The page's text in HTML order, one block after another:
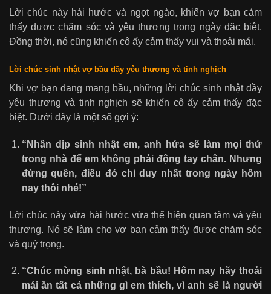
Lời chúc này hài hước và ngọt ngào, khiến vợ bạn cảm
thấy được chăm sóc và yêu thương trong ngày đặc biệt.
Đồng thời, nó cũng khiến cô ấy cảm thấy vui và thoải mái.
Lời chúc sinh nhật vợ bầu đầy yêu thương và tinh nghịch
Khi vợ bạn đang mang bầu, những lời chúc sinh nhật đầy
yêu thương và tinh nghịch sẽ khiến cô ấy cảm thấy đặc
biệt. Dưới đây là một số gợi ý:
“Nhân dịp sinh nhật em, anh hứa sẽ làm mọi thứ
trong nhà để em không phải động tay chân. Nhưng
đừng quên, điều đó chỉ duy nhất trong ngày hôm
nay thôi nhé!”
Lời chúc này vừa hài hước vừa thể hiện quan tâm và yêu
thương. Nó sẽ làm cho vợ bạn cảm thấy được chăm sóc
và quý trọng.
“Chúc mừng sinh nhật, bà bầu! Hôm nay hãy thoải
mái ăn tất cả những gì em thích, vì anh sẽ là người